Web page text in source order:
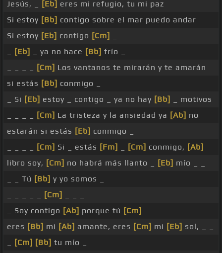
Jesús, _ [Eb] eres mi refugio, tu mi paz
Si estoy [Bb] contigo sobre el mar puedo andar
Si estoy [Eb] contigo [Cm]
[Eb] _ ya no hace [Bb] frío _
[Cm] Los vantanos te mirarán y te amarán
si estás [Bb] conmigo _
_ Si [Eb] estoy _ contigo _ ya no hay [Bb]
_ motivos
[Cm] La tristeza y la ansiedad ya [Ab] no
estarán si estás [Eb] conmigo _
[Cm] Si _ estás [Fm] [Cm] conmigo, [Ab]
libro soy, [Cm] no habrá más llanto _ [Eb] mío _ _
_ _ Tú [Bb] y yo somos _
[Cm]
_ Soy contigo [Ab] porque tú [Cm]
eres [Bb] mi [Ab] amante, eres [Cm] mi [Eb] sol, _ _
[Cm] [Bb] tu mío _